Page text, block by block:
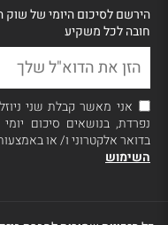
הירשם לסיכום היומי של שוק
חובה לכל משקיע
אני מאשר קבלת שני
נפרדת, בנושאים סיכום
בדואר אלקטרוני ו/ או
השימוש